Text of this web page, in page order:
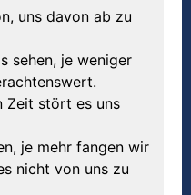
uns davon ab zu
sehen, je weniger
Zeit stört es uns
je mehr fangen wir
nicht von uns zu